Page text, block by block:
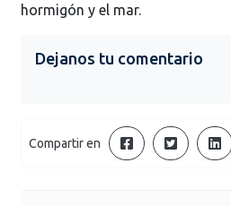
hormigón y el mar.
Dejanos tu comentario
Compartir en